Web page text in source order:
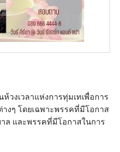
วงเวลาแห่งการทุ่มเทเพื่อการ
างๆ โดยเฉพาะพรรคที่มีโอกาส
ล และพรรคที่มีโอกาสในการ